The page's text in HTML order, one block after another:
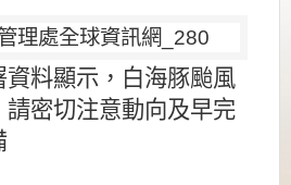
料顯示，白海豚颱風
密切注意動向及早完